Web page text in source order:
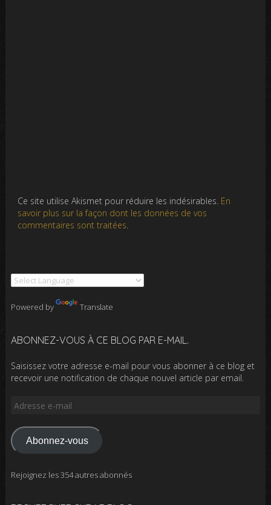
Ce site utilise Akismet pour réduire les indésirables. En
savoir plus sur la façon dont les données de vos
commentaires sont traitées.
Powered by Translate
ABONNEZ-VOUS À CE BLOG PAR E-MAIL.
Saisissez votre adresse e-mail pour vous abonner à ce blog et
recevoir une notification de chaque nouvel article par email.
Adresse
mail
Abonnez-vous
Rejoignez les 354 autres abonnés